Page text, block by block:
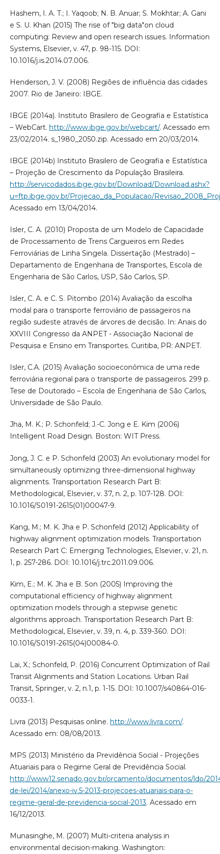
Hashem, I. A. T.; I. Yaqoob; N. B. Anuar; S. Mokhtar; A. Gani
e S. U. Khan (2015) The rise of "big data"on cloud
computing: Review and open research issues. Information
Systems, Elsevier, v. 47, p. 98-115. DOI:
10.1016/j.is.2014.07.006.
Henderson, J. V. (2008) Regiões de influência das cidades
2007. Rio de Janeiro: IBGE.
IBGE (2014a). Instituto Brasilero de Geografia e Estatística
– WebCart. http://www.ibge.gov.br/webcart/. Acessado em
23/02/2014. s_1980_2050.zip. Acessado em 20/03/2014.
IBGE (2014b) Instituto Brasilero de Geografia e Estatística
– Projeção de Crescimento da População Brasileira.
http://servicodados.ibge.gov.br/Download/Download.ashx?
u=ftp.ibge.gov.br/Projecao_da_Populacao/
Acessado em 13/04/2014.
Isler, C. A. (2010) Proposta de um Modelo de Capacidade
de Processamento de Trens Cargueiros em Redes
Ferroviárias de Linha Singela. Dissertação (Mestrado) –
Departamento de Engenharia de Transportes, Escola de
Engenharia de São Carlos, USP, São Carlos, SP.
Isler, C. A. e C. S. Pitombo (2014) Avaliação da escolha
modal para o transporte ferroviário de passageiros na
região sudeste através de árvores de decisão. In: Anais do
XXVIII Congresso da ANPET - Associação Nacional de
Pesquisa e Ensino em Transportes. Curitiba, PR: ANPET.
Isler, C.A. (2015) Avaliação socioeconômica de uma rede
ferroviária regional para o transporte de passageiros. 299 p.
Tese de Doutorado – Escola de Engenharia de São Carlos,
Universidade de São Paulo.
Jha, M. K.; P. Schonfeld; J.-C. Jong e E. Kim (2006)
Intelligent Road Design. Boston: WIT Press.
Jong, J. C. e P. Schonfeld (2003) An evolutionary model for
simultaneously optimizing three-dimensional highway
alignments. Transportation Research Part B:
Methodological, Elsevier, v. 37, n. 2, p. 107-128. DOI:
10.1016/S0191-2615(01)00047-9.
Kang, M.; M. K. Jha e P. Schonfeld (2012) Applicability of
highway alignment optimization models. Transportation
Research Part C: Emerging Technologies, Elsevier, v. 21, n.
1, p. 257-286. DOI: 10.1016/j.trc.2011.09.006.
Kim, E.; M. K. Jha e B. Son (2005) Improving the
computational efficiency of highway alignment
optimization models through a stepwise genetic
algorithms approach. Transportation Research Part B:
Methodological, Elsevier, v. 39, n. 4, p. 339-360. DOI:
10.1016/S0191-2615(04)00084-0.
Lai, X.; Schonfeld, P. (2016) Concurrent Optimization of Rail
Transit Alignments and Station Locations. Urban Rail
Transit, Springer, v. 2, n.1, p. 1-15. DOI: 10.1007/s40864-016-
0033-1.
Livra (2013) Pesquisas online. http://www.livra.com/.
Acessado em: 08/08/2013.
MPS (2013) Ministério da Previdência Social - Projeções
Atuariais para o Regime Geral de Previdência Social.
http://www12.senado.gov.br/orcamento/documentos/ldo/
de-lei/2014/anexo-iv.5-2013-projecoes-atuariais-para-o-
regime-geral-de-previdencia-social-2013. Acessado em
16/12/2013.
Munasinghe, M. (2007) Multi-criteria analysis in
environmental decision-making. Washington: